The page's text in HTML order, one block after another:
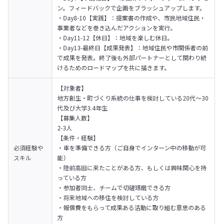
ン。フィードバックで企画をブラッシュアップします。
・Day8-10【実践】：提案書の作成や、市民地域住民・
事業者などを巻き込んだアクションを実行。
・Day11-12【休日】：地域を楽しむ休日。
・Day13-最終日【成果発表】：地域住民や市関係者の前
で成果を発表。終了後も外部パートナーとして関わり続
けるためのロードマップを共に描きます。
必須経験や
スキル
【対象者】
地方創生・町づくり系統の仕事を検討している20代～30
代及び大学3.4年生
【募集人数】
2-3人
【条件・経験】
・車を準備できる方（ご自身でインターン中の移動が可
能）
・陸前高田に来たことがある方、もしくは興味関心を持
っている方
・参加者同士、チームで切磋琢磨できる方
・将来地域への移住を検討している方
・報償費をもらって成果ある活動に取り組む意思のある
方